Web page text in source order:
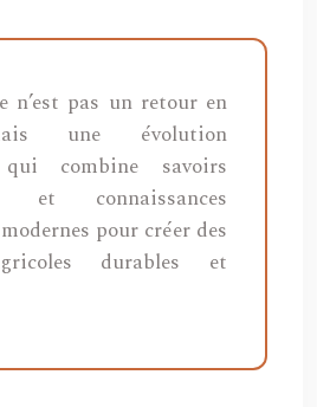
n’est pas un retour en
une évolution
combine savoirs
et connaissances
pour créer des
durables et